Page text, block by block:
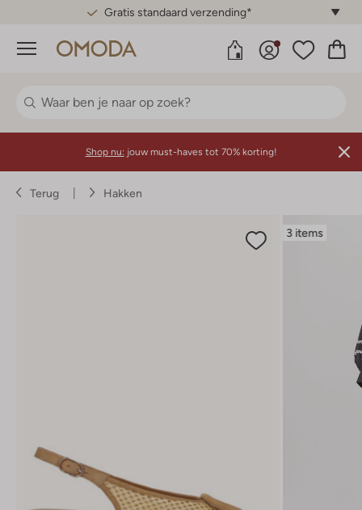
Gratis standaard verzending*
Menu
Shop nu: jouw must-haves tot 70% korting!
Terug Hakken
3 items